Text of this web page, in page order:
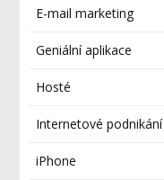
E-mail marketing
Geniální aplikace
Hosté
Internetové podnikání
iPhone